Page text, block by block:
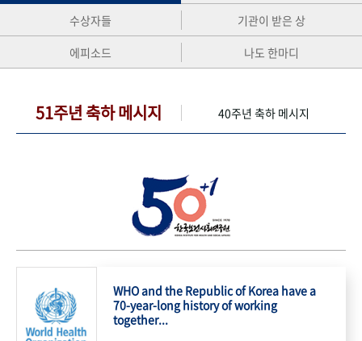
수상자들
기관이 받은 상
에피소드
나도 한마디
51주년 축하 메시지 40주년 축하 메시지
WHO and the Republic of Korea have a
70-year-long history of working
together...